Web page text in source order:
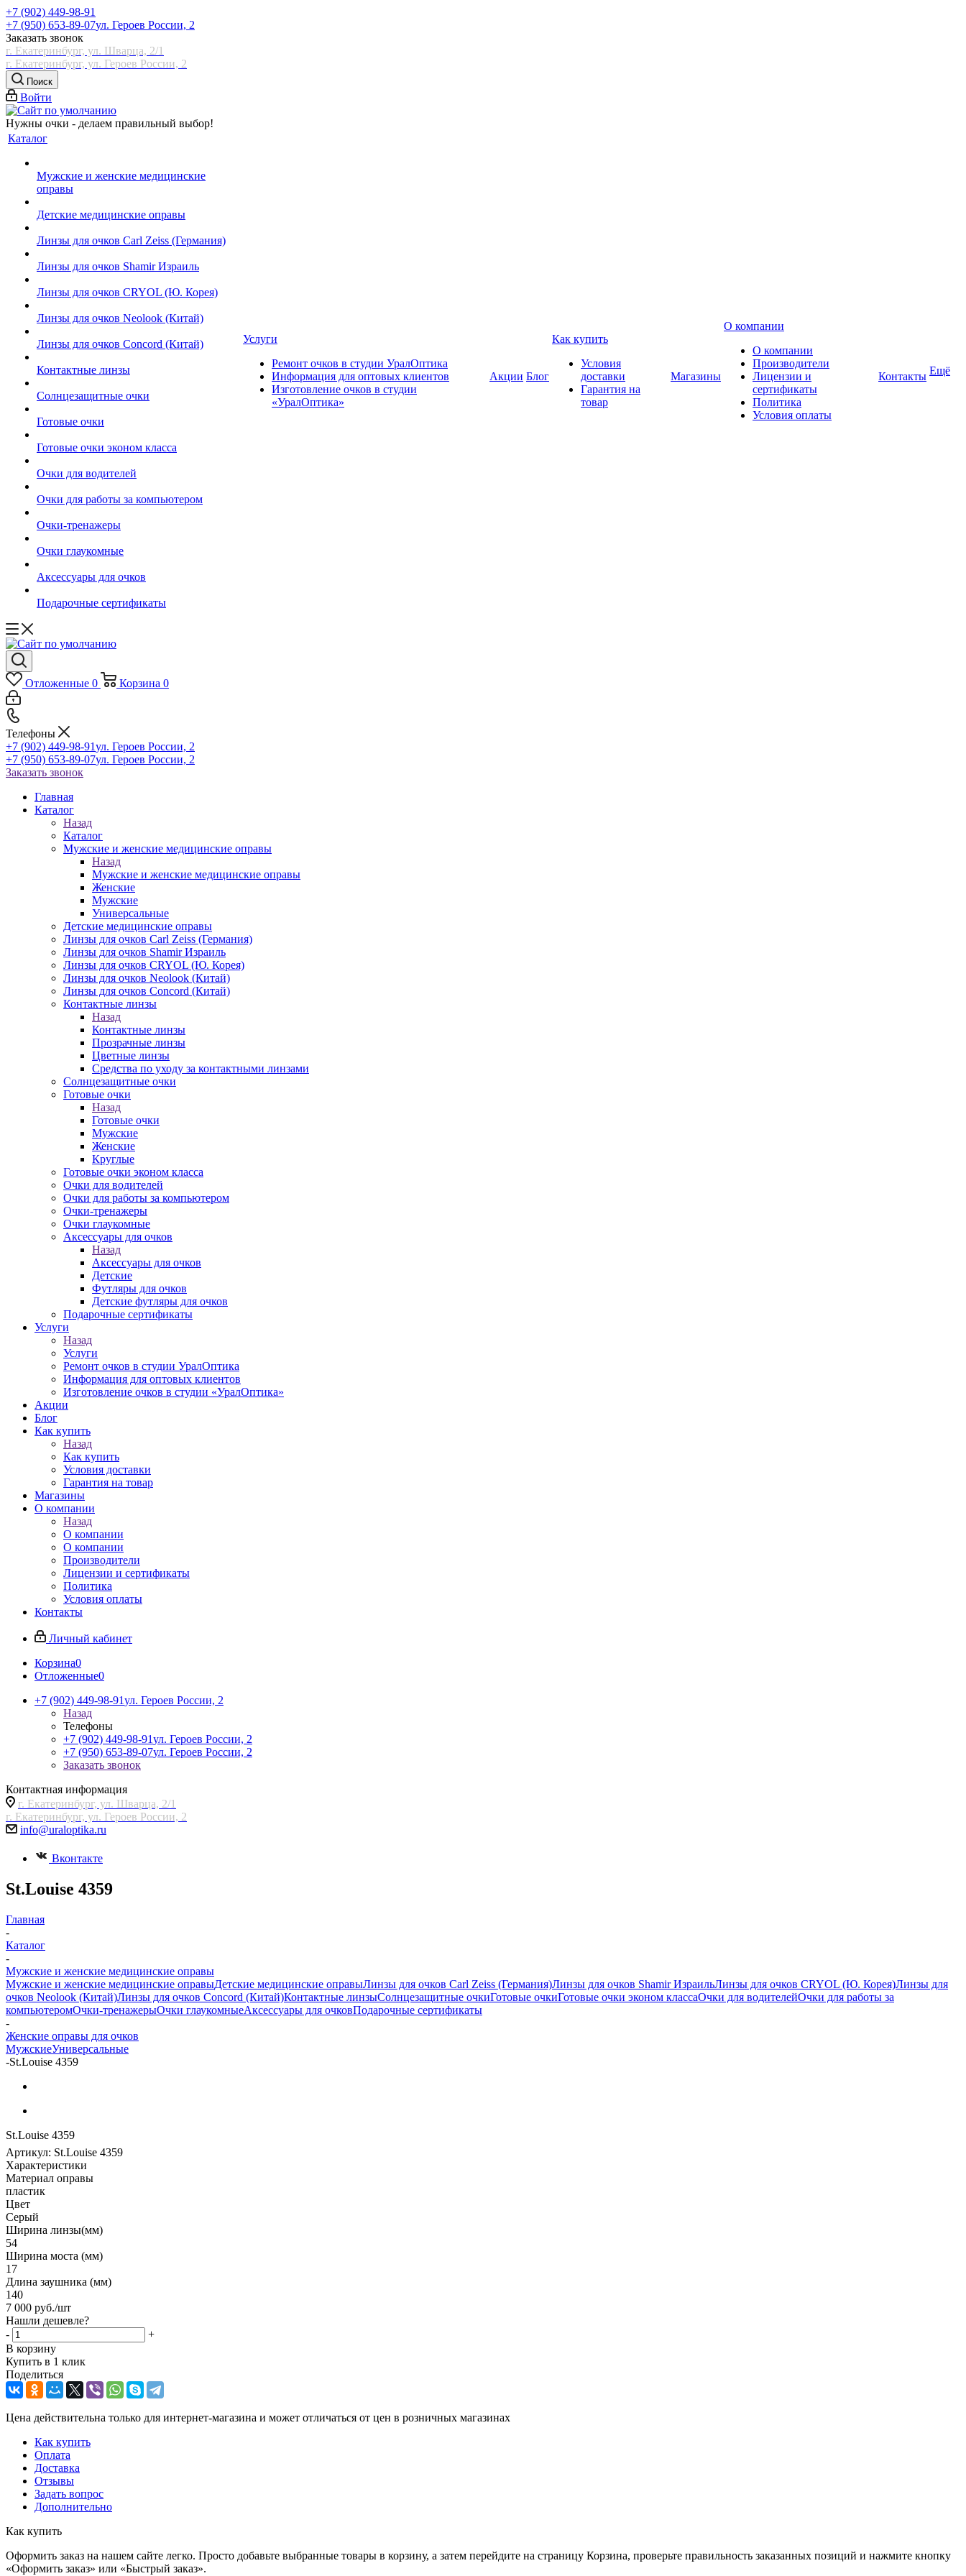
+7 (902) 449-98-91
+7 (950) 653-89-07ул. Героев России, 2
Заказать звонок
г. Екатеринбург, ул. Шварца, 2/1
г. Екатеринбург, ул. Героев России, 2
Поиск
Войти
Нужны очки - делаем правильный выбор!
Каталог
Мужские и женские медицинские
оправы
Детские медицинские оправы
Линзы для очков Carl Zeiss (Германия)
Линзы для очков Shamir Израиль
Линзы для очков CRYOL (Ю. Корея)
Линзы для очков Neolook (Китай)
Линзы для очков Concord (Китай)
Контактные линзы
Солнцезащитные очки
Готовые очки
Готовые очки эконом класса
Очки для водителей
Очки для работы за компьютером
Очки-тренажеры
Очки глаукомные
Аксессуары для очков
Подарочные сертификаты
Услуги
Ремонт очков в студии УралОптика
Информация для оптовых клиентов
Изготовление очков в студии
«УралОптика»
Акции Блог
Как купить
Условия
доставки
Гарантия на
товар
Магазины
О компании
О компании
Производители
Лицензии и
сертификаты
Политика
Условия оплаты
Контакты Ещё
Отложенные 0 Корзина 0
Телефоны
+7 (902) 449-98-91ул. Героев России, 2
+7 (950) 653-89-07ул. Героев России, 2
Заказать звонок
Главная
Каталог
Назад
Каталог
Мужские и женские медицинские оправы
Назад
Мужские и женские медицинские оправы
Женские
Мужские
Универсальные
Детские медицинские оправы
Линзы для очков Carl Zeiss (Германия)
Линзы для очков Shamir Израиль
Линзы для очков CRYOL (Ю. Корея)
Линзы для очков Neolook (Китай)
Линзы для очков Concord (Китай)
Контактные линзы
Назад
Контактные линзы
Прозрачные линзы
Цветные линзы
Средства по уходу за контактными линзами
Солнцезащитные очки
Готовые очки
Назад
Готовые очки
Мужские
Женские
Круглые
Готовые очки эконом класса
Очки для водителей
Очки для работы за компьютером
Очки-тренажеры
Очки глаукомные
Аксессуары для очков
Назад
Аксессуары для очков
Детские
Футляры для очков
Детские футляры для очков
Подарочные сертификаты
Услуги
Назад
Услуги
Ремонт очков в студии УралОптика
Информация для оптовых клиентов
Изготовление очков в студии «УралОптика»
Акции
Блог
Как купить
Назад
Как купить
Условия доставки
Гарантия на товар
Магазины
О компании
Назад
О компании
О компании
Производители
Лицензии и сертификаты
Политика
Условия оплаты
Контакты
Личный кабинет
Корзина0
Отложенные0
+7 (902) 449-98-91ул. Героев России, 2
Назад
Телефоны
+7 (902) 449-98-91ул. Героев России, 2
+7 (950) 653-89-07ул. Героев России, 2
Заказать звонок
Контактная информация
г. Екатеринбург, ул. Шварца, 2/1
г. Екатеринбург, ул. Героев России, 2
info@uraloptika.ru
Вконтакте
St.Louise 4359
Главная
-
Каталог
-
Мужские и женские медицинские оправы
Мужские и женские медицинские оправыДетские медицинские оправыЛинзы для очков Carl Zeiss (Германия)Линзы для очков Shamir ИзраильЛинзы для очков CRYOL (Ю. Корея)Линзы для
очков Neolook (Китай)Линзы для очков Concord (Китай)Контактные линзыСолнцезащитные очкиГотовые очкиГотовые очки эконом классаОчки для водителейОчки для работы за
компьютеромОчки-тренажерыОчки глаукомныеАксессуары для очковПодарочные сертификаты
-
Женские оправы для очков
МужскиеУниверсальные
-St.Louise 4359
St.Louise 4359
Артикул: St.Louise 4359
Характеристики
Материал оправы
пластик
Цвет
Серый
Ширина линзы(мм)
54
Ширина моста (мм)
17
Длина заушника (мм)
140
7 000 руб./шт
Нашли дешевле?
-
+
В корзину
Купить в 1 клик
Поделиться
Цена действительна только для интернет-магазина и может отличаться от цен в розничных магазинах
Как купить
Оплата
Доставка
Отзывы
Задать вопрос
Дополнительно
Как купить
Оформить заказ на нашем сайте легко. Просто добавьте выбранные товары в корзину, а затем перейдите на страницу Корзина, проверьте правильность заказанных позиций и нажмите кнопку
«Оформить заказ» или «Быстрый заказ».